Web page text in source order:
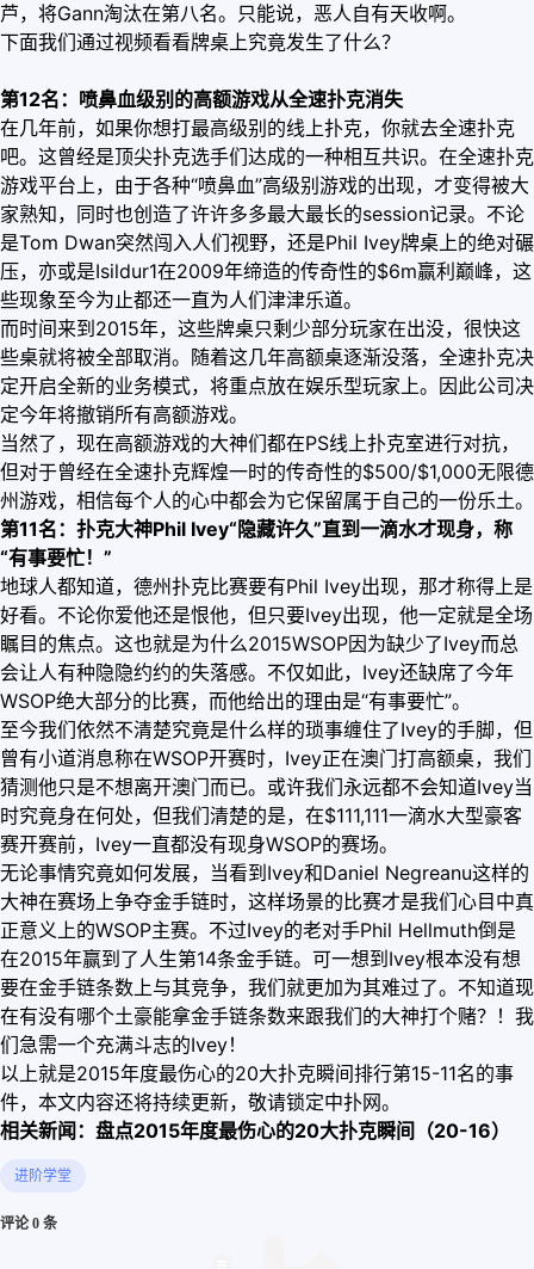
芦，将Gann淘汰在第八名。只能说，恶人自有天收啊。
下面我们通过视频看看牌桌上究竟发生了什么？
第12名：喷鼻血级别的高额游戏从全速扑克消失
在几年前，如果你想打最高级别的线上扑克，你就去全速扑克
吧。这曾经是顶尖扑克选手们达成的一种相互共识。在全速扑克
游戏平台上，由于各种“喷鼻血”高级别游戏的出现，才变得被大
家熟知，同时也创造了许许多多最大最长的session记录。不论
是Tom Dwan突然闯入人们视野，还是Phil Ivey牌桌上的绝对碾
压，亦或是Isildur1在2009年缔造的传奇性的$6m赢利巅峰，这
些现象至今为止都还一直为人们津津乐道。
而时间来到2015年，这些牌桌只剩少部分玩家在出没，很快这
些桌就将被全部取消。随着这几年高额桌逐渐没落，全速扑克决
定开启全新的业务模式，将重点放在娱乐型玩家上。因此公司决
定今年将撤销所有高额游戏。
当然了，现在高额游戏的大神们都在PS线上扑克室进行对抗，
但对于曾经在全速扑克辉煌一时的传奇性的$500/$1,000无限德
州游戏，相信每个人的心中都会为它保留属于自己的一份乐土。
第11名：扑克大神Phil Ivey“隐藏许久”直到一滴水才现身，称
“有事要忙！”
地球人都知道，德州扑克比赛要有Phil Ivey出现，那才称得上是
好看。不论你爱他还是恨他，但只要Ivey出现，他一定就是全场
瞩目的焦点。这也就是为什么2015WSOP因为缺少了Ivey而总
会让人有种隐隐约约的失落感。不仅如此，Ivey还缺席了今年
WSOP绝大部分的比赛，而他给出的理由是“有事要忙”。
至今我们依然不清楚究竟是什么样的琐事缠住了Ivey的手脚，但
曾有小道消息称在WSOP开赛时，Ivey正在澳门打高额桌，我们
猜测他只是不想离开澳门而已。或许我们永远都不会知道Ivey当
时究竟身在何处，但我们清楚的是，在$111,111一滴水大型豪客
赛开赛前，Ivey一直都没有现身WSOP的赛场。
无论事情究竟如何发展，当看到Ivey和Daniel Negreanu这样的
大神在赛场上争夺金手链时，这样场景的比赛才是我们心目中真
正意义上的WSOP主赛。不过Ivey的老对手Phil Hellmuth倒是
在2015年赢到了人生第14条金手链。可一想到Ivey根本没有想
要在金手链条数上与其竞争，我们就更加为其难过了。不知道现
在有没有哪个土豪能拿金手链条数来跟我们的大神打个赌？！我
们急需一个充满斗志的Ivey！
以上就是2015年度最伤心的20大扑克瞬间排行第15-11名的事
件，本文内容还将持续更新，敬请锁定中扑网。
相关新闻：盘点2015年度最伤心的20大扑克瞬间（20-16）
进阶学堂
评论 0 条